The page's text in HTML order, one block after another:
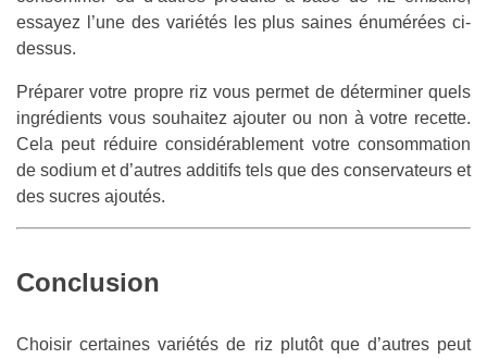
essayez l’une des variétés les plus saines énumérées ci-
dessus.
Préparer votre propre riz vous permet de déterminer quels
ingrédients vous souhaitez ajouter ou non à votre recette.
Cela peut réduire considérablement votre consommation
de sodium et d’autres additifs tels que des conservateurs et
des sucres ajoutés.
Conclusion
Choisir certaines variétés de riz plutôt que d’autres peut